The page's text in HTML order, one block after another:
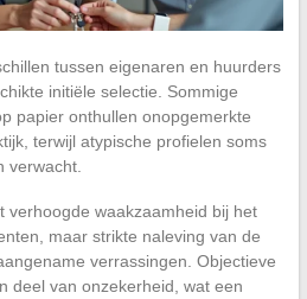
tussen eigenaren en huurders
initiële selectie. Sommige
papier onthullen onopgemerkte
terwijl atypische profielen soms
verwacht.
verhoogde waakzaamheid bij het
maar strikte naleving van de
verrassingen. Objectieve
deel van onzekerheid, wat een